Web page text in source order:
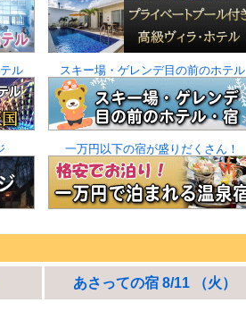
ル スキー場・ゲレンデ目の前のホテル
一万円以下の宿が盛りだくさん！
あさっての宿 8/11 （火）